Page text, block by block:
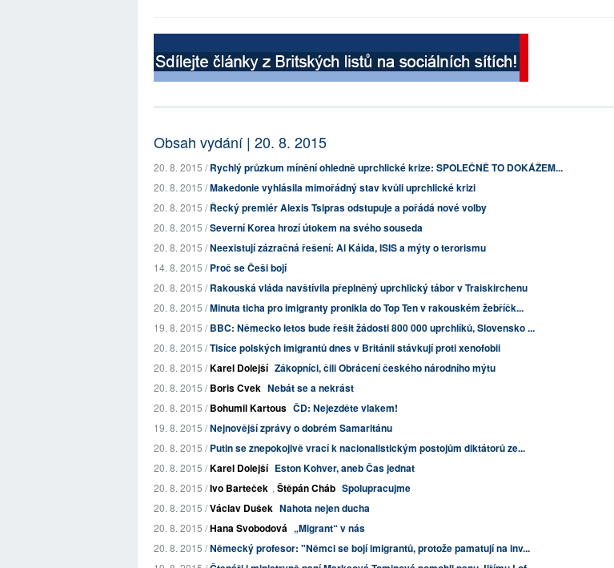
Obsah vydání | 20. 8. 2015
20. 8. 2015 /Rychlý průzkum mínění ohledně uprchlické krize: SPOLEČNĚ TO DOKÁŽEM...
20. 8. 2015 /Makedonie vyhlásila mimořádný stav kvůli uprchlické krizi
20. 8. 2015 /Řecký premiér Alexis Tsipras odstupuje a pořádá nové volby
20. 8. 2015 /Severní Korea hrozí útokem na svého souseda
20. 8. 2015 /Neexistují zázračná řešení: Al Káida, ISIS a mýty o terorismu
14. 8. 2015 /Proč se Češi bojí
20. 8. 2015 /Rakouská vláda navštívila přeplněný uprchlický tábor v Traiskirchenu
20. 8. 2015 /Minuta ticha pro imigranty pronikla do Top Ten v rakouském žebříčk...
19. 8. 2015 /BBC: Německo letos bude řešit žádosti 800 000 uprchlíků, Slovensko ...
20. 8. 2015 /Tisíce polských imigrantů dnes v Británii stávkují proti xenofobii
20. 8. 2015 /Karel Dolejší Zákopníci, čili Obrácení českého národního mýtu
20. 8. 2015 /Boris Cvek Nebát se a nekrást
20. 8. 2015 /Bohumil Kartous ČD: Nejezděte vlakem!
19. 8. 2015 /Nejnovější zprávy o dobrém Samaritánu
20. 8. 2015 /Putin se znepokojivě vrací k nacionalistickým postojům diktátorů ze...
20. 8. 2015 /Karel Dolejší Eston Kohver, aneb Čas jednat
20. 8. 2015 /Ivo Barteček , Štěpán Cháb Spolupracujme
20. 8. 2015 /Václav Dušek Nahota nejen ducha
20. 8. 2015 /Hana Svobodová „Migrant“ v nás
20. 8. 2015 /Německý profesor: "Němci se bojí imigrantů, protože pamatují na inv...